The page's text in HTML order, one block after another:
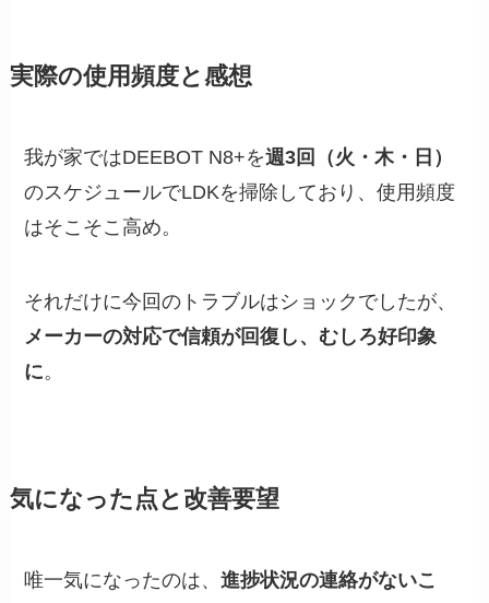
実際の使用頻度と感想
我が家ではDEEBOT N8+を週3回（火・木・日）
のスケジュールでLDKを掃除しており、使用頻度
はそこそこ高め。
それだけに今回のトラブルはショックでしたが、
メーカーの対応で信頼が回復し、むしろ好印象
に。
気になった点と改善要望
唯一気になったのは、進捗状況の連絡がないこ